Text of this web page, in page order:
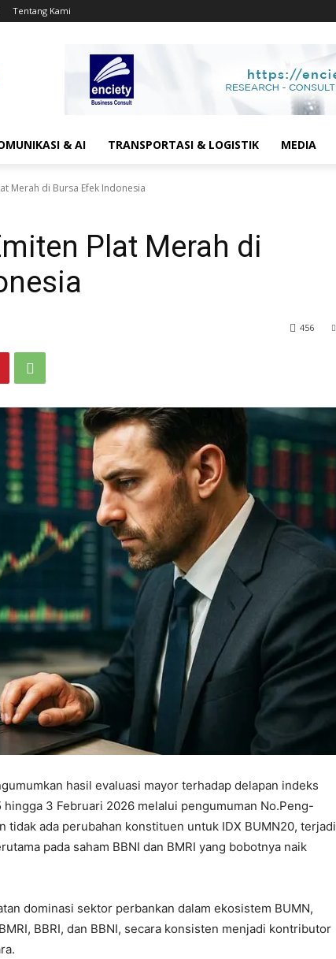
Tentang Kami
& AI TRANSPORTASI & LOGISTIK MEDIA
Merah di Bursa Efek Indonesia
Plat Merah di
456
hasil evaluasi mayor terhadap delapan indeks
3 Februari 2026 melalui pengumuman No.Peng-
tidak ada perubahan konstituen untuk IDX BUMN20, terjadi
pada saham BBNI dan BMRI yang bobotnya naik
dominasi sektor perbankan dalam ekosistem BUMN,
BBRI, dan BBNI, secara konsisten menjadi kontributor